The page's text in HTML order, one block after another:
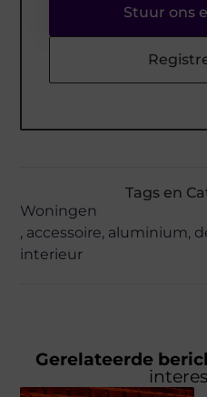
Stuur ons
Tags en
Woningen
, accessoire, aluminium,
interieur
Gerelateerde